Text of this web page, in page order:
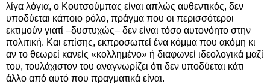
λίγα λόγια, ο Κουτσούμπας είναι απλώς αυθεντικός, δεν
υποδύεται κάποιο ρόλο, πράγμα που οι περισσότεροι
εκτιμούν γιατί –δυστυχώς– δεν είναι τόσο αυτονόητο στην
πολιτική. Και επίσης, εκπροσωπεί ένα κόμμα που ακόμη κι
αν το θεωρεί κανείς «κολλημένο» ή διαφωνεί ιδεολογικά μαζί
του, τουλάχιστον του αναγνωρίζει ότι δεν υποδύεται κάτι
άλλο από αυτό που πραγματικά είναι.